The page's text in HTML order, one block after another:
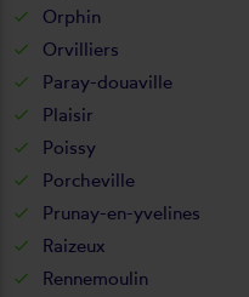
Orphin
Orvilliers
Paray-douaville
Plaisir
Poissy
Porcheville
Prunay-en-yvelines
Raizeux
Rennemoulin